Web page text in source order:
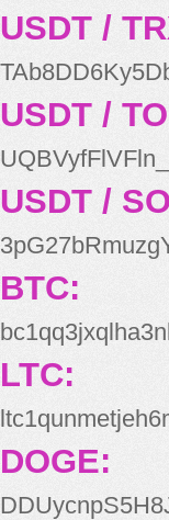
USDT /
USDT /
USDT /
BTC:
LTC:
DOGE: